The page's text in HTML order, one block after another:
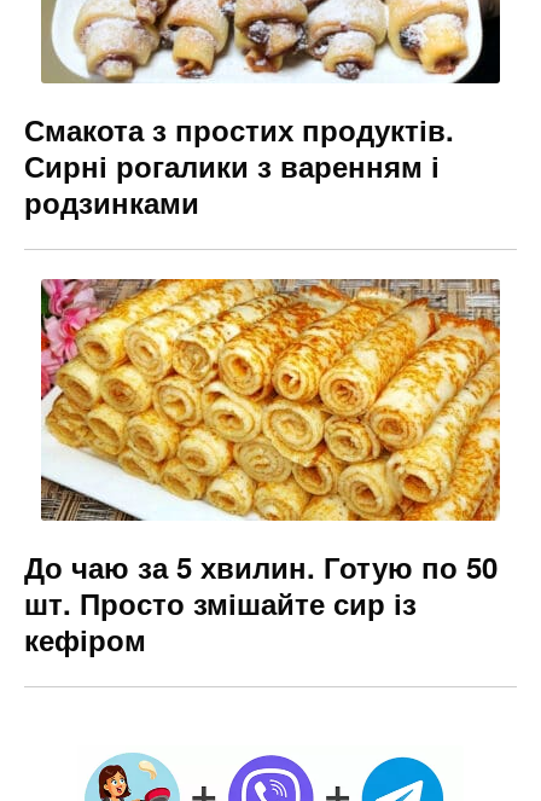
Смакота з простих продуктів.
Сирні рогалики з варенням і
родзинками
До чаю за 5 хвилин. Готую по 50
шт. Просто змішайте сир із
кефіром